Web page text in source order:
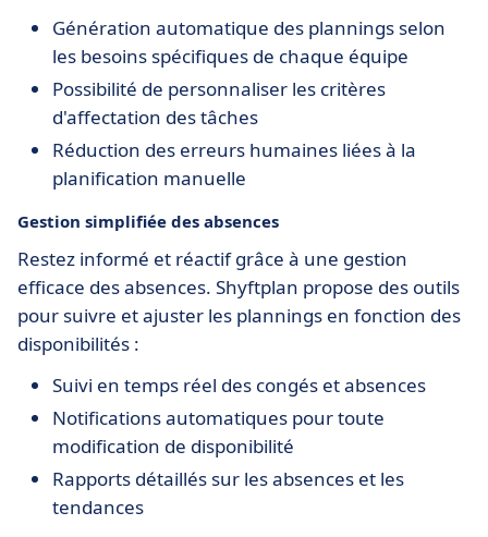
Génération automatique des plannings selon
les besoins spécifiques de chaque équipe
Possibilité de personnaliser les critères
d'affectation des tâches
Réduction des erreurs humaines liées à la
planification manuelle
Gestion simplifiée des absences
Restez informé et réactif grâce à une gestion
efficace des absences. Shyftplan propose des outils
pour suivre et ajuster les plannings en fonction des
disponibilités :
Suivi en temps réel des congés et absences
Notifications automatiques pour toute
modification de disponibilité
Rapports détaillés sur les absences et les
tendances